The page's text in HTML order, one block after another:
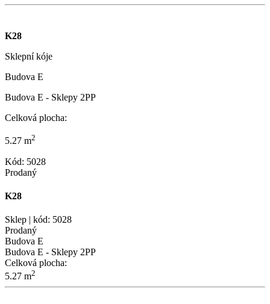
K28
Sklepní kóje
Budova E
Budova E - Sklepy 2PP
Celková plocha:
5.27 m2
Kód: 5028
Prodaný
K28
Sklep | kód: 5028
Prodaný
Budova E
Budova E - Sklepy 2PP
Celková plocha:
5.27 m2